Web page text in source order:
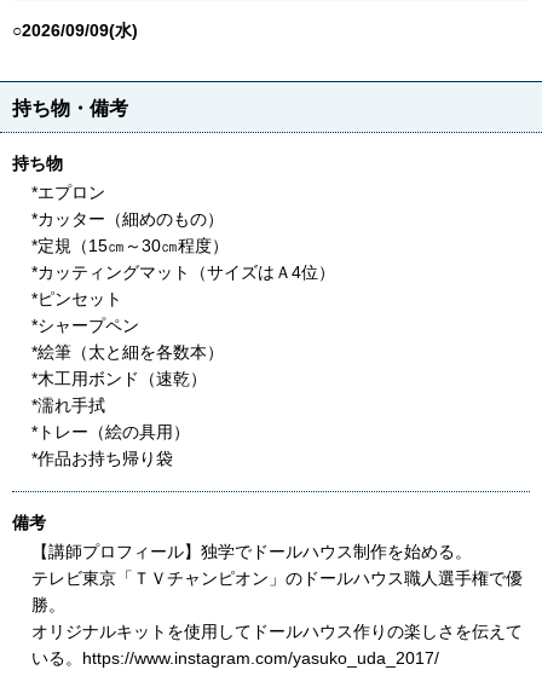
○2026/09/09(水)
持ち物・備考
持ち物
*エプロン
*カッター（細めのもの）
*定規（15㎝～30㎝程度）
*カッティングマット（サイズはＡ4位）
*ピンセット
*シャープペン
*絵筆（太と細を各数本）
*木工用ボンド（速乾）
*濡れ手拭
*トレー（絵の具用）
*作品お持ち帰り袋
備考
【講師プロフィール】独学でドールハウス制作を始める。
テレビ東京「ＴＶチャンピオン」のドールハウス職人選手権で優
勝。
オリジナルキットを使用してドールハウス作りの楽しさを伝えて
いる。https://www.instagram.com/yasuko_uda_2017/